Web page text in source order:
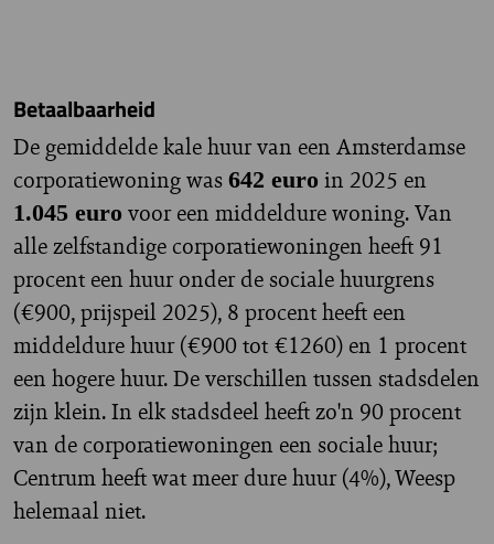
Betaalbaarheid
De gemiddelde kale huur van een Amsterdamse
corporatiewoning was 642 euro in 2025 en
1.045 euro voor een middeldure woning. Van
alle zelfstandige corporatiewoningen heeft 91
procent een huur onder de sociale huurgrens
(€900, prijspeil 2025), 8 procent heeft een
middeldure huur (€900 tot €1260) en 1 procent
een hogere huur. De verschillen tussen stadsdelen
zijn klein. In elk stadsdeel heeft zo'n 90 procent
van de corporatiewoningen een sociale huur;
Centrum heeft wat meer dure huur (4%), Weesp
helemaal niet.